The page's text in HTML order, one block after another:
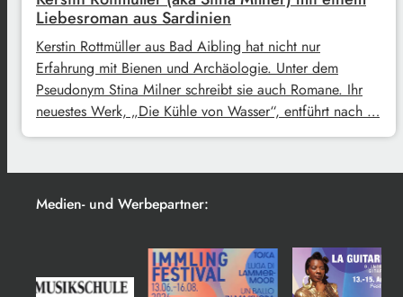
Liebesroman aus Sardinien
Kerstin Rottmüller aus Bad Aibling hat nicht nur
Erfahrung mit Bienen und Archäologie. Unter dem
Pseudonym Stina Milner schreibt sie auch Romane. Ihr
neuestes Werk, „Die Kühle von Wasser“, entführt nach …
Medien- und Werbepartner: